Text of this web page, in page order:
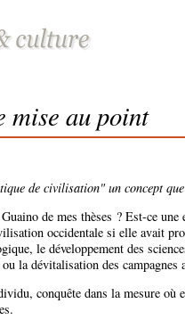
au point
de civilisation" un concept
de mes thèses ? Est-ce
occidentale si elle avait
le développement des
la dévitalisation des
conquête dans la mesure où